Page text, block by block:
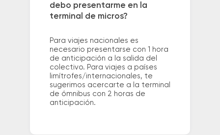
debo presentarme en la
terminal de micros?
Para viajes nacionales es
necesario presentarse con 1 hora
de anticipación a la salida del
colectivo. Para viajes a países
limítrofes/internacionales, te
sugerimos acercarte a la terminal
de ómnibus con 2 horas de
anticipación.